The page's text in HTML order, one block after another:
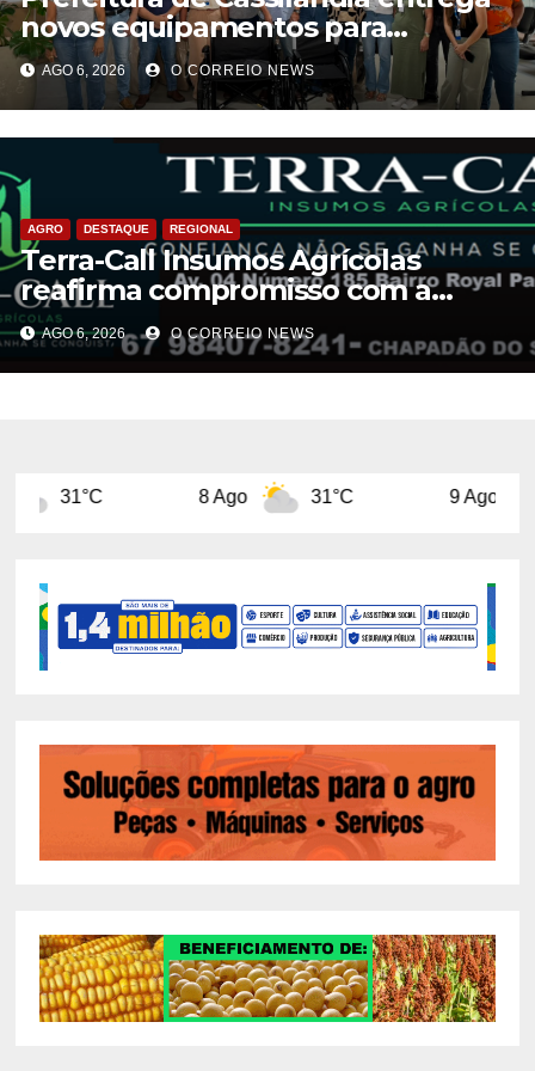
novos equipamentos para
fortalecer atendimento na rede
municipal de saúde
AGO 6, 2026 O CORREIO NEWS
AGRO DESTAQUE REGIONAL
Terra-Call Insumos Agrícolas
reafirma compromisso com a
qualidade do Calcário Castro PR
AGO 6, 2026 O CORREIO NEWS
8 Ago 31°C 9 Ago 31°C